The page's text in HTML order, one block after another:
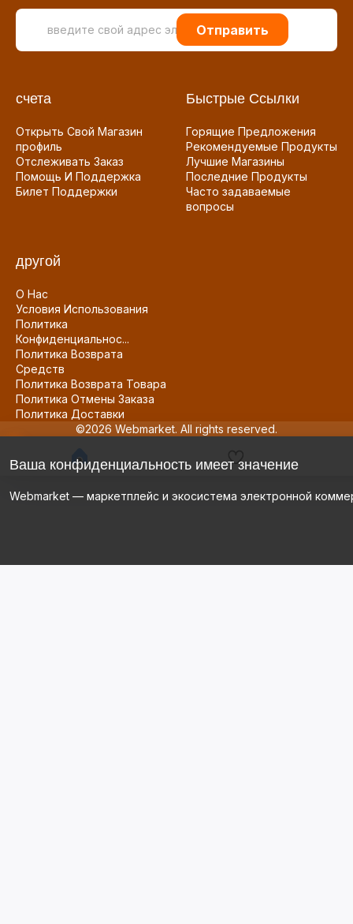
Отправить
счета
Открыть Свой Магазин
профиль
Отслеживать Заказ
Помощь И Поддержка
Билет Поддержки
Быстрые Ссылки
Горящие Предложения
Рекомендуемые Продукты
Лучшие Магазины
Последние Продукты
Часто задаваемые
вопросы
другой
О Нас
Условия Использования
Политика
Конфиденциальнос...
Политика Возврата
Средств
Политика Возврата Товара
Политика Отмены Заказа
Политика Доставки
©2026 Webmarket. All rights reserved.
Ваша конфиденциальность имеет значение
Webmarket — маркетплейс и экосистема электронной